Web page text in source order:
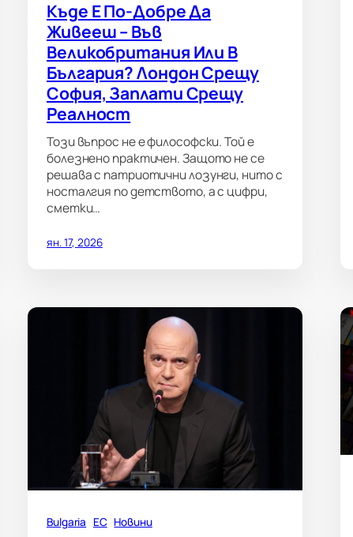
Къде Е По-Добре Да
Живееш – Във
Великобритания Или В
България? Лондон Срещу
София, Заплати Срещу
Реалност
Този въпрос не е философски. Той е
болезнено практичен. Защото не се
решава с патриотични лозунги, нито с
носталгия по детството, а с цифри,
сметки…
ян. 17, 2026
Bulgaria ЕС Новини